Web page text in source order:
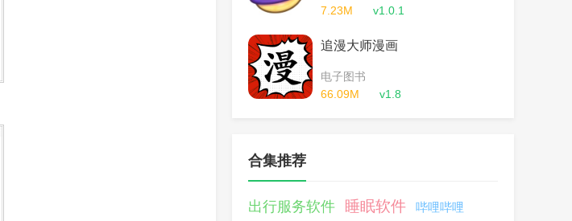
7.23M
v1.0.1
追漫大师漫画
电子图书
66.09M
v1.8
合集推荐
出行服务软件 睡眠软件 哔哩哔哩